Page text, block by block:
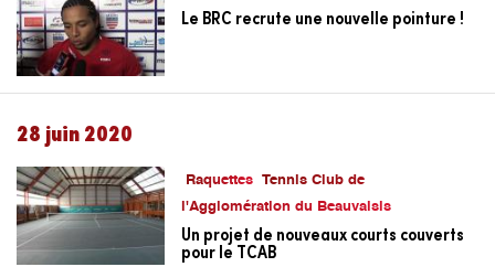
Le BRC recrute une nouvelle pointure !
28 juin 2020
Raquettes
Tennis Club de
l'Agglomération du Beauvaisis
Un projet de nouveaux courts couverts
pour le TCAB